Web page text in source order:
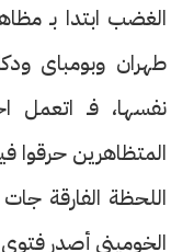
الغضب ابتدا بـ
طهران وبومباى
المتظاهرين حرقوا
الخومينى أصدر